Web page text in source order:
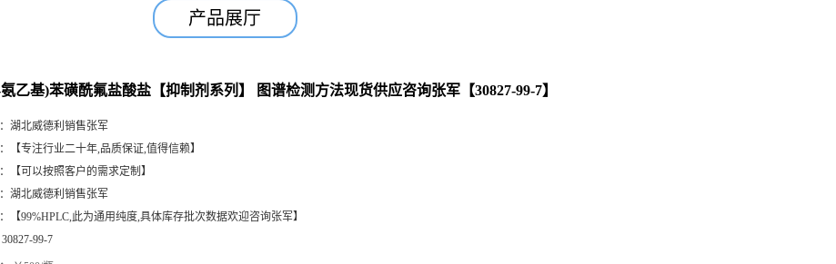
产品展厅
乙基)苯磺酰氟盐酸盐【抑制剂系列】 图谱检测方法现货供应咨询张军【30827-99-7】
湖北威德利销售张军
【专注行业二十年,品质保证,值得信赖】
【可以按照客户的需求定制】
湖北威德利销售张军
【99%HPLC,此为通用纯度,具体库存批次数据欢迎咨询张军】
30827-99-7